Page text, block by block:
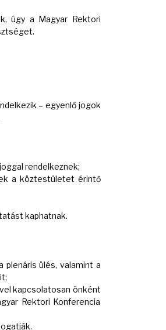
úgy a Magyar Rektori
– egyenlő jogok
rendelkeznek;
a köztestületet érintő
kaphatnak.
plenáris ülés, valamint a
kapcsolatosan önként
Rektori Konferencia